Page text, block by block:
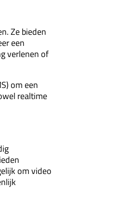
Ze bieden
een
verlenen of
om een
realtime
om video